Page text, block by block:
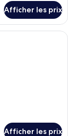
Afficher les prix
avec lits
Afficher les prix